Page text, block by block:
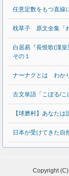
任意定数をもつ直線
枕草子 原文全集「
白居易『長恨歌(漢
その１
ナーナクとは わか
古文単語「こぼる/こ
【球磨村】あなた
日本が受けてきた自
Copyright